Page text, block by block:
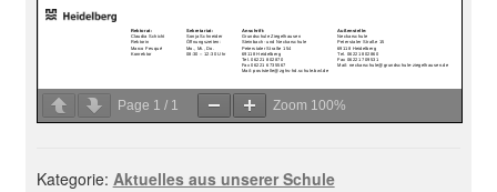
Page 1 / 1 Zoom 100%
Kategorie: Aktuelles aus unserer Schule